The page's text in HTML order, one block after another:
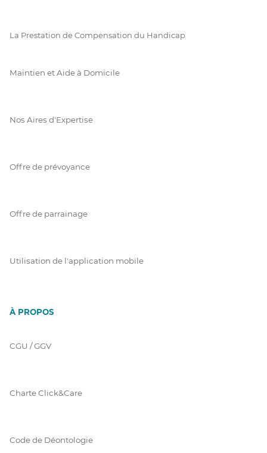
La Prestation de Compensation du Handicap
Maintien et Aide à Domicile
Nos Aires d'Expertise
Offre de prévoyance
Offre de parrainage
Utilisation de l'application mobile
À PROPOS
CGU / GGV
Charte Click&Care
Code de Déontologie